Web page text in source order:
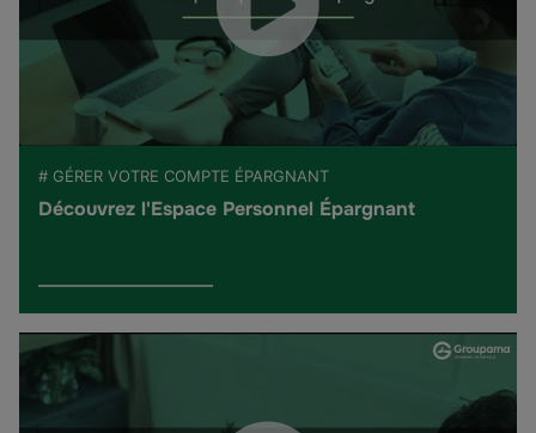
# GÉRER VOTRE COMPTE ÉPARGNANT
Découvrez l'Espace Personnel Épargnant